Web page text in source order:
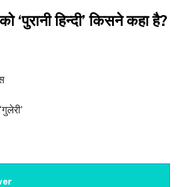
‘पुरानी हिन्दी’ किसने कहा है?